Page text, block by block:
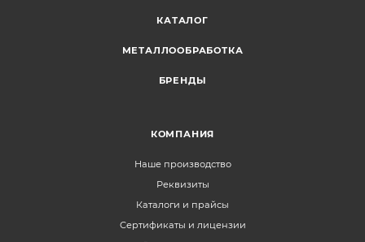
КАТАЛОГ
МЕТАЛЛООБРАБОТКА
БРЕНДЫ
КОМПАНИЯ
Наше производство
Реквизиты
Каталоги и прайсы
Сертификаты и лицензии